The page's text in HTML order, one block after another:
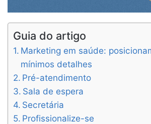
Guia do artigo
Marketing em saúde:
mínimos detalhes
Pré-atendimento
Sala de espera
Secretária
Profissionalize-se